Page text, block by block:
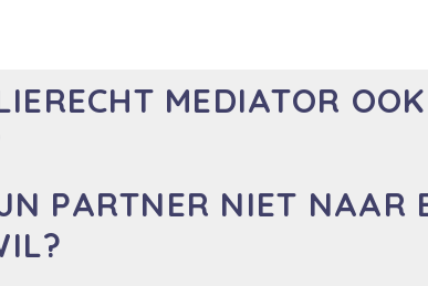
MEDIATOR OOK
PARTNER NIET NAAR